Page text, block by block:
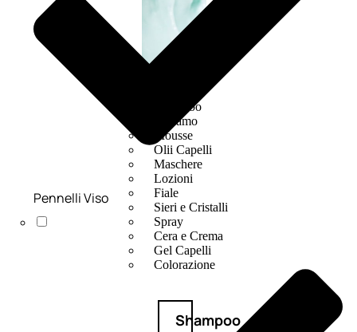
Shampoo
Balsamo
Mousse
Olii Capelli
Maschere
Lozioni
Fiale
Sieri e Cristalli
Spray
Cera e Crema
Gel Capelli
Colorazione
Shampoo
Pennelli Viso